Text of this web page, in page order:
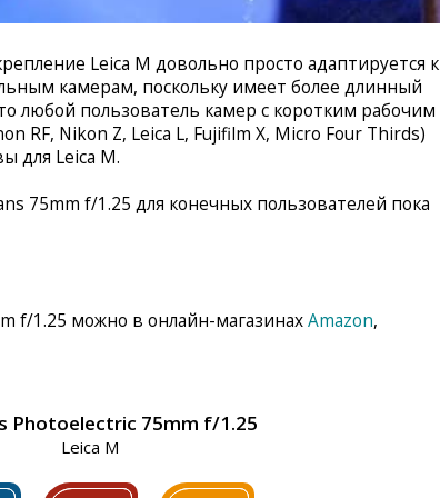
Leica M довольно просто адаптируется к
камерам, поскольку имеет более длинный
любой пользователь камер с коротким рабочим
RF, Nikon Z, Leica L, Fujifilm X, Micro Four Thirds)
для Leica M.
75mm f/1.25 для конечных пользователей пока
f/1.25 можно в онлайн-магазинахAmazon,
Photoelectric 75mm f/1.25
Leica M